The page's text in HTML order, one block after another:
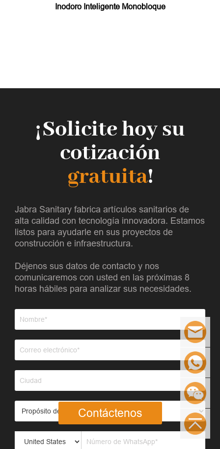
Inodoro Inteligente Monobloque
¡Solicite hoy su
cotización
gratuita!
Jabra Sanitary fabrica artículos sanitarios de
alta calidad con tecnología innovadora. Estamos
listos para ayudarle en sus proyectos de
construcción e infraestructura.
Déjenos sus datos de contacto y nos
comunicaremos con usted en las próximas 8
horas hábiles para analizar sus necesidades.
Contáctenos